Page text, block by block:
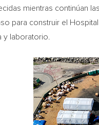
mientras continúan
para construir el
y laboratorio.